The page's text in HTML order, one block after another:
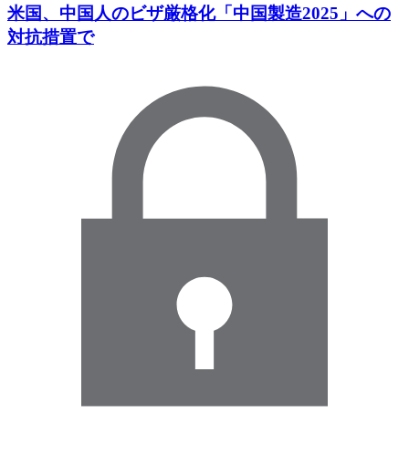
米国、中国人のビザ厳格化「中国製造2025」への
対抗措置で